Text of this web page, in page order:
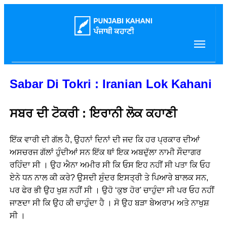
Sabar Di Tokri : Iranian Lok Kahani
ਸਬਰ ਦੀ ਟੋਕਰੀ : ਇਰਾਨੀ ਲੋਕ ਕਹਾਣੀ
ਇੱਕ ਵਾਰੀ ਦੀ ਗੱਲ ਹੈ, ਉਹਨਾਂ ਦਿਨਾਂ ਦੀ ਜਦ ਕਿ ਹਰ ਪ੍ਰਕਾਰ ਦੀਆਂ
ਅਸਚਰਜ ਗੱਲਾਂ ਹੁੰਦੀਆਂ ਸਨ ਇੱਕ ਥਾਂ ਇਕ ਅਬਦੁੱਲਾ ਨਾਮੀ ਸੌਦਾਗਰ
ਰਹਿੰਦਾ ਸੀ । ਉਹ ਐਨਾ ਅਮੀਰ ਸੀ ਕਿ ਓਸ ਇਹ ਨਹੀਂ ਸੀ ਪਤਾ ਕਿ ਓਹ
ਏਨੇ ਧਨ ਨਾਲ ਕੀ ਕਰੇ? ਉਸਦੀ ਸੁੰਦਰ ਇਸਤ੍ਰੀ ਤੇ ਪਿਆਰੇ ਬਾਲਕ ਸਨ,
ਪਰ ਫੇਰ ਭੀ ਉਹ ਖੁਸ਼ ਨਹੀਂ ਸੀ । ਉਹੋ ‘ਕੁਝ ਹੋਰ' ਚਾਹੁੰਦਾ ਸੀ ਪਰ ਓਹ ਨਹੀਂ
ਜਾਣਦਾ ਸੀ ਕਿ ਉਹ ਕੀ ਚਾਹੁੰਦਾ ਹੈ । ਸੋ ਉਹ ਬੜਾ ਬੇਅਰਾਮ ਅਤੇ ਨਾਖੁਸ਼
ਸੀ ।